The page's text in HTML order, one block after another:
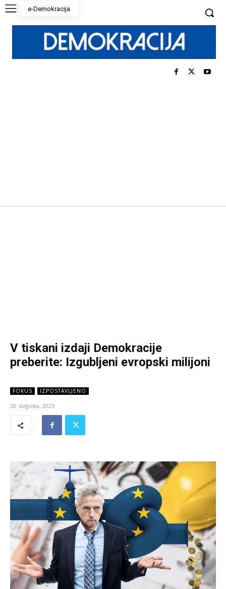
e-Demokracija
V tiskani izdaji Demokracije
preberite: Izgubljeni evropski milijoni
FOKUS IZPOSTAVLJENO
28. avgusta, 2023